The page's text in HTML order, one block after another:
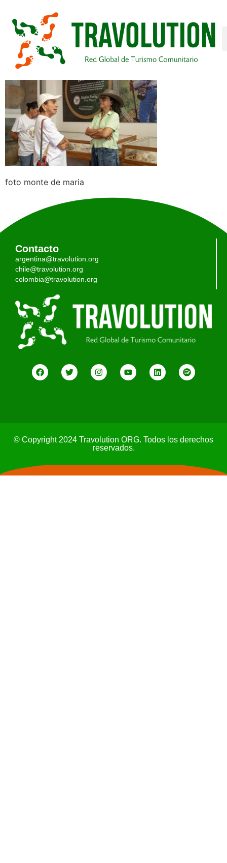
foto monte de maria
Contacto
argentina@travolution.org
chile@travolution.org
colombia@travolution.org
© Copyright 2024 Travolution ORG. Todos los derechos
reservados.